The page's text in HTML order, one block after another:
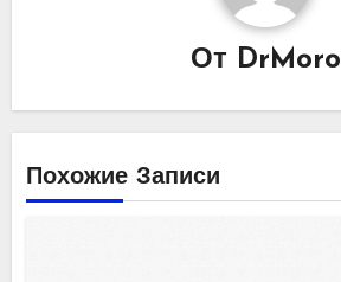
От DrMoro
Похожие Записи